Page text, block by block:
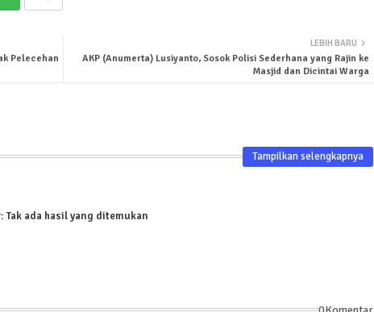
LEBIH BARU
AKP (Anumerta) Lusiyanto, Sosok Polisi Sederhana yang Rajin ke
Masjid dan Dicintai Warga
Pelecehan
Tampilkan selengkapnya
Tak ada hasil yang ditemukan